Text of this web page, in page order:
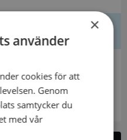
×
använder
cookies för att
Genom
samtycker du
med vår